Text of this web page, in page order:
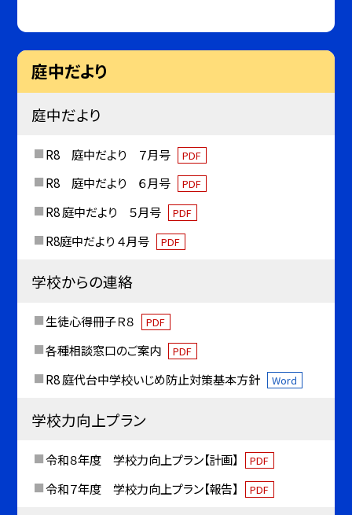
庭中だより
庭中だより
R8 庭中だより ７月号 PDF
R8 庭中だより ６月号 PDF
R8 庭中だより ５月号 PDF
R8庭中だより ４月号 PDF
学校からの連絡
生徒心得冊子Ｒ８ PDF
各種相談窓口のご案内 PDF
R8 庭代台中学校いじめ防止対策基本方針 Word
学校力向上プラン
令和８年度 学校力向上プラン【計画】 PDF
令和７年度 学校力向上プラン【報告】 PDF